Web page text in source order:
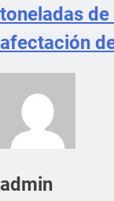
toneladas
afectación
admin